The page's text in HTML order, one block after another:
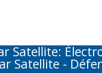
Satellite:
Satellite -